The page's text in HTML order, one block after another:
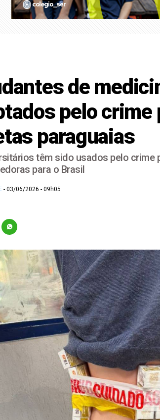
Possível 'ciclone bomba'
de
pelo crime
paraguaias
têm sido usados pelo crime
para o Brasil
03/06/2026 - 09h05